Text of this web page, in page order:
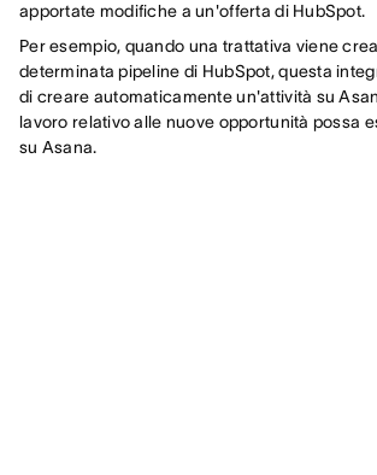
apportate modifiche a un'offerta di HubSpot.
Per esempio, quando una trattativa viene
determinata pipeline di HubSpot, questa
di creare automaticamente un'attività su
lavoro relativo alle nuove opportunità possa
su Asana.